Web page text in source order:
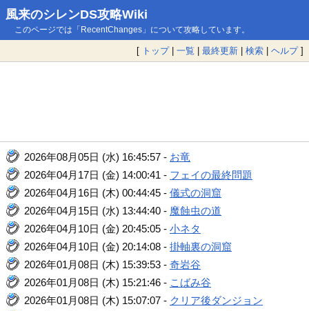
風来のシレンDS攻略Wiki
このページでは「RecentChanges」について攻略しています。
[ トップ| 一覧 | 最終更新 | 検索 | ヘルプ]
2026年08月05日 (水) 16:45:57 - お竜
2026年04月17日 (金) 14:00:41 - フェイの最終問題
2026年04月16日 (木) 00:44:45 -儀式の洞窟
2026年04月15日 (水) 13:44:40 - 魔蝕虫の道
2026年04月10日 (金) 20:45:05 -小ネタ
2026年04月10日 (金) 20:14:08 -掛軸裏の洞窟
2026年01月08日 (木) 15:39:53 -奇岩谷
2026年01月08日 (木) 15:21:46 - こばみ谷
2026年01月08日 (木) 15:07:07 - クリア後ダンジョン